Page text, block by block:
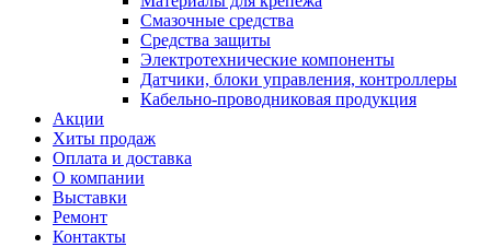
Смазочные средства
Средства защиты
Электротехнические компоненты
Датчики, блоки управления, контроллеры
Кабельно-проводниковая продукция
Акции
Хиты продаж
Оплата и доставка
О компании
Выставки
Ремонт
Контакты